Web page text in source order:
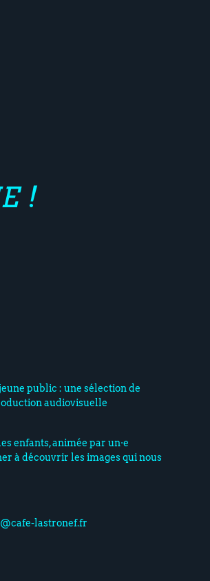
!
public : une sélection de
audiovisuelle
enfants, animée par un·e
à découvrir les images qui nous
lastronef.fr